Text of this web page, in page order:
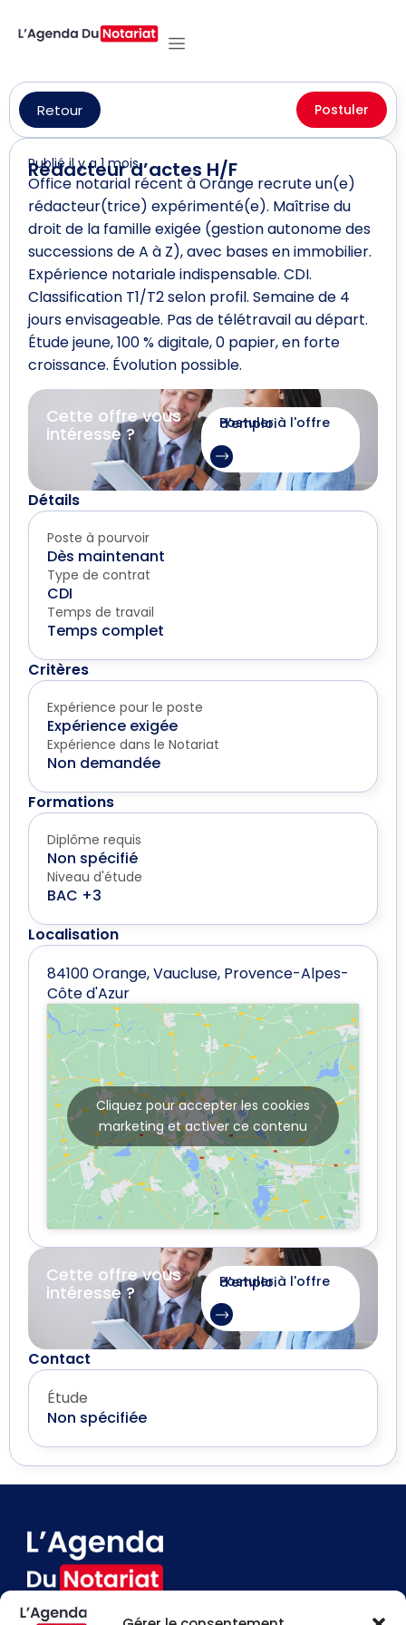
Retour Postuler
Rédacteur d’actes H/F
Publié il y a 1 mois
Office notarial récent à Orange recrute un(e)
rédacteur(trice) expérimenté(e). Maîtrise du
droit de la famille exigée (gestion autonome des
successions de A à Z), avec bases en immobilier.
Expérience notariale indispensable. CDI.
Classification T1/T2 selon profil. Semaine de 4
jours envisageable. Pas de télétravail au départ.
Étude jeune, 100 % digitale, 0 papier, en forte
croissance. Évolution possible.
Cette offre vous
intéresse ?
Postuler à l'offre d'emploi
Détails
Poste à pourvoir
Dès maintenant
Type de contrat
CDI
Temps de travail
Temps complet
Critères
Expérience pour le poste
Expérience exigée
Expérience dans le Notariat
Non demandée
Formations
Diplôme requis
Non spécifié
Niveau d'étude
BAC +3
Localisation
84100 Orange, Vaucluse, Provence-Alpes-
Côte d'Azur
Cliquez pour accepter les cookies
marketing et activer ce contenu
Cette offre vous
intéresse ?
Postuler à l'offre d'emploi
Contact
Étude
Non spécifiée